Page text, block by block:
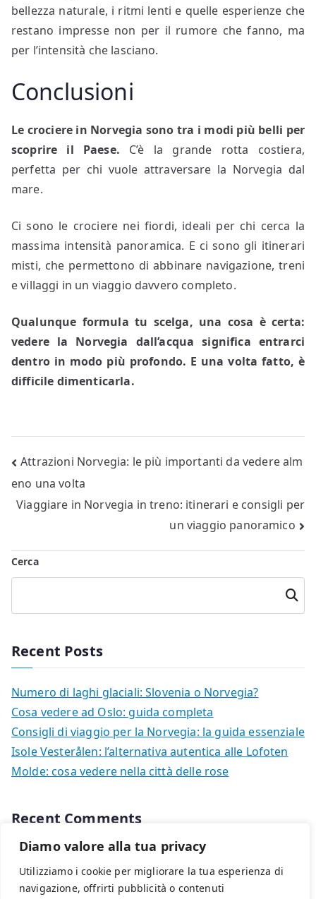
Diamo valore alla tua privacy
Utilizziamo i cookie per migliorare la tua esperienza di
navigazione, offrirti pubblicità o contenuti
bellezza naturale, i ritmi lenti e quelle esperienze che
restano impresse non per il rumore che fanno, ma
per l’intensità che lasciano.
Conclusioni
Le crociere in Norvegia sono tra i modi più belli per
scoprire il Paese. C’è la grande rotta costiera,
perfetta per chi vuole attraversare la Norvegia dal
mare.
Ci sono le crociere nei fiordi, ideali per chi cerca la
massima intensità panoramica. E ci sono gli itinerari
misti, che permettono di abbinare navigazione, treni
e villaggi in un viaggio davvero completo.
Qualunque formula tu scelga, una cosa è certa:
vedere la Norvegia dall’acqua significa entrarci
dentro in modo più profondo. E una volta fatto, è
difficile dimenticarla.
Navigazione
articoli
Attrazioni Norvegia: le più importanti da vedere alm
eno una volta
Viaggiare in Norvegia in treno: itinerari e consigli per
un viaggio panoramico
Cerca
Cerca
Recent Posts
Numero di laghi glaciali: Slovenia o Norvegia?
Cosa vedere ad Oslo: guida completa
Consigli di viaggio per la Norvegia: la guida essenziale
Isole Vesterålen: l’alternativa autentica alle Lofoten
Molde: cosa vedere nella città delle rose
Recent Comments
Nessun commento da mostrare.